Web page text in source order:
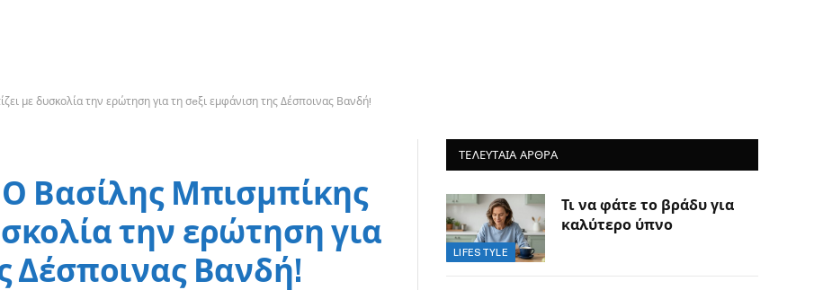
με δυσκολία την ερώτηση για τη σeξι εμφάνιση της Δέσποινας Βανδή!
Ο Βασίλης Μπισμπίκης
την ερώτηση για
Δέσποινας Βανδή!
ΤΕΛΕΥΤΑΙΑ ΑΡΘΡΑ
LIFESTYLE
Τι να φάτε το βράδυ για
καλύτερο ύπνο